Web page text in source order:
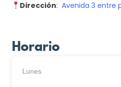
Dirección: Avenida 3 entre
Horario
Lunes